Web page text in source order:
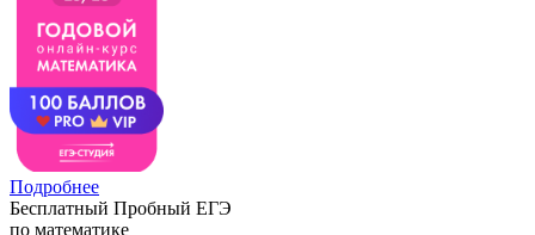
Подробнее
Бесплатный Пробный ЕГЭ
по математике